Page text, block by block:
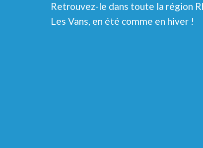
Retrouvez-le dans toute la région
Les Vans, en été comme en hiver !